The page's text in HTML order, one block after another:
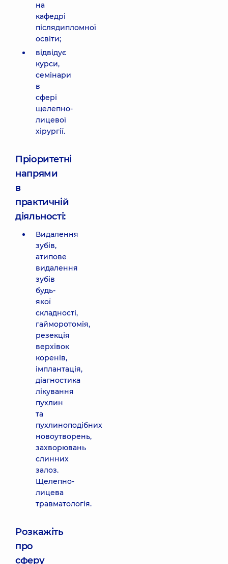
на
кафедрі
післядипломної
освіти;
відвідує
курси,
семінари
в
сфері
щелепно-
лицевої
хірургії.
Пріоритетні
напрями
в
практичній
діяльності:
Видалення
зубів,
атипове
видалення
зубів
будь-
якої
складності,
гайморотомія,
резекція
верхівок
коренів,
імплантація,
діагностика
лікування
пухлин
та
пухлиноподібних
новоутворень,
захворювань
слинних
залоз.
Щелепно-
лицева
травматологія.
Розкажіть
про
сферу